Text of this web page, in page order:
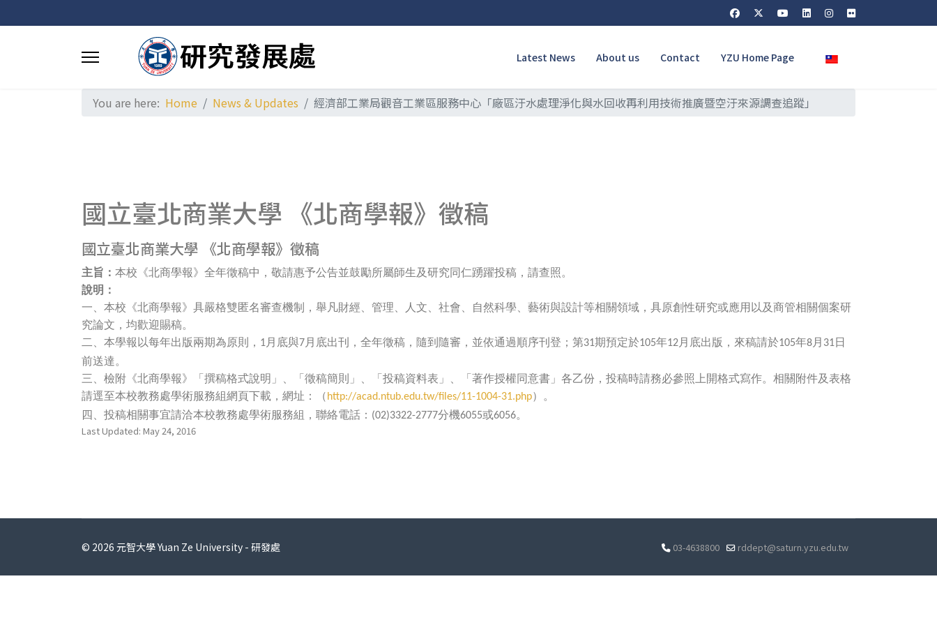
Latest News About us Contact YZU Home Page Select your language
You are here: Home News & Updates 經濟部工業局觀音工業區服務中心「廠區汙水處理淨化與水回收再利用技術推廣暨空汙來源調查追蹤」
國立臺北商業大學 《北商學報》徵稿
國立臺北商業大學 《北商學報》徵稿
主旨： 本校《北商學報》全年徵稿中，敬請惠予公告並鼓勵所屬師生及研究同仁踴躍投稿，請查照。
說明：
一、 本校《北商學報》具嚴格雙匿名審查機制，舉凡財經、管理、人文、社會、自然科學、藝術與設計等相關領域，具原創性研究或應用以及商管相關個案研
究論文，均歡迎賜稿。
二、 本學報以每年出版兩期為原則， 1月底與7月底出刊，全年徵稿，隨到隨審，並依通過順序刊登；第31期預定於105年12月底出版，來稿請於105年8月 31日
前送達。
三、 檢附《北商學報》「撰稿格式說明」、「徵稿簡則」、「投稿資料表」、「著作授權同意書」各乙份，投稿時請務必參照上開格式寫作。相關附件及表格
請逕至本校教務處學術服務組網頁下載，網址：（ http://acad.ntub.edu.tw/files/11-1004-31.php）。
四、 投稿相關事宜請洽本校教務處學術服務組，聯絡電話： (02)3322-2777分機6055或6056。
Last Updated: May 24, 2016
© 2026 元智大學 Yuan Ze University - 研發處 03-4638800 rddept@saturn.yzu.edu.tw